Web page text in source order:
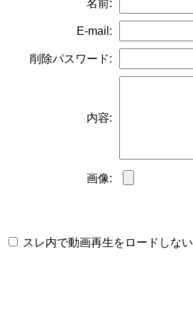
名前:
E-mail:
削除パスワード:
内容:
画像:
スレ内で動画再生をロードしない